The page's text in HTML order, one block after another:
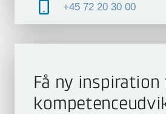
+45 72 20 30 00
Få ny